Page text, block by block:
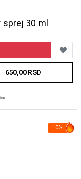
sprej 30 ml
650,00 RSD
10%